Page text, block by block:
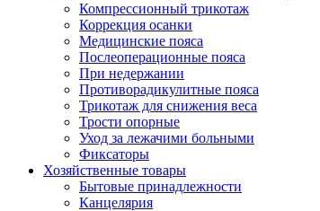
Компрессионный трикотаж
Коррекция осанки
Медицинские пояса
Послеоперационные пояса
При недержании
Противорадикулитные пояса
Трикотаж для снижения веса
Трости опорные
Уход за лежачими больными
Фиксаторы
Хозяйственные товары
Бытовые принадлежности
Канцелярия